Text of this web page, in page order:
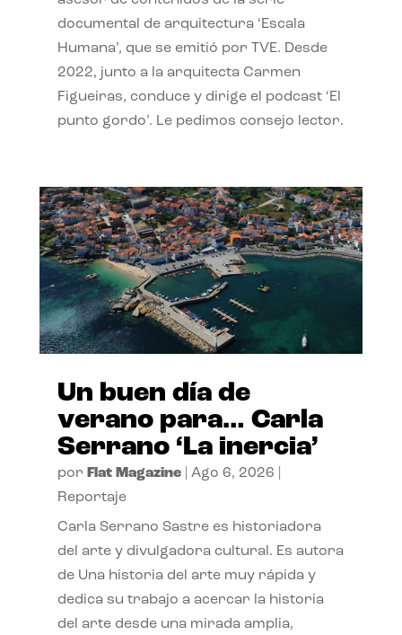
documental de arquitectura ‘Escala
Humana’, que se emitió por TVE. Desde
2022, junto a la arquitecta Carmen
Figueiras, conduce y dirige el podcast ‘El
punto gordo’. Le pedimos consejo lector.
Un buen día de
verano para… Carla
Serrano ‘La inercia’
por Flat Magazine| Ago 6, 2026
Reportaje
Carla Serrano Sastre es historiadora
del arte y divulgadora cultural. Es autora
de Una historia del arte muy rápida y
dedica su trabajo a acercar la historia
del arte desde una mirada amplia,